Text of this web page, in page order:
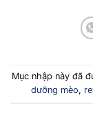
Mục nhập này đã
dưỡng mèo,